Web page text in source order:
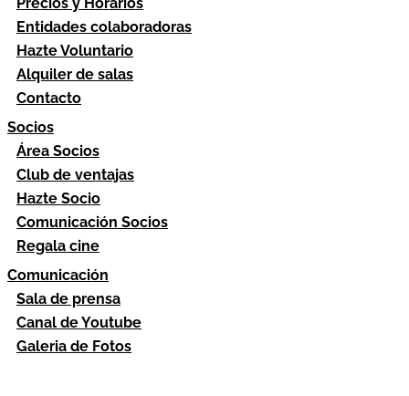
Entidades colaboradoras
Hazte Voluntario
Alquiler de salas
Contacto
Socios
Área Socios
Club de ventajas
Hazte Socio
Comunicación Socios
Regala cine
Comunicación
Sala de prensa
Canal de Youtube
Galeria de Fotos